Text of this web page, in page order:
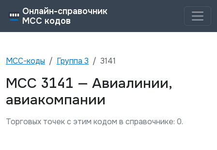
Онлайн-справочник
MCC кодов
MCC-коды Группа 3 3141
MCC 3141 — Авиалинии,
авиакомпании
Торговых точек с этим кодом в справочнике: 0.